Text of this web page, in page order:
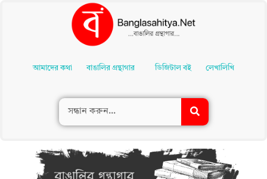
Contentআমাদের কথা বাঙালির গ্রন্থাগার ডিজিটাল বই লেখালিখি